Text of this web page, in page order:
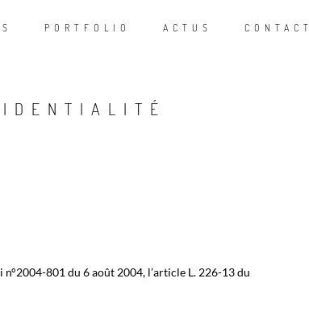
PORTFOLIO ACTUS CONTACT
801 du 6 août 2004, l’article L. 226-13 du